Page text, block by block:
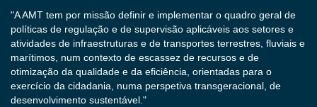
"A AMT tem por missão definir e implementar o quadro geral de
políticas de regulação e de supervisão aplicáveis aos setores e
atividades de infraestruturas e de transportes terrestres, fluviais e
marítimos, num contexto de escassez de recursos e de
otimização da qualidade e da eficiência, orientadas para o
exercício da cidadania, numa perspetiva transgeracional, de
desenvolvimento sustentável."